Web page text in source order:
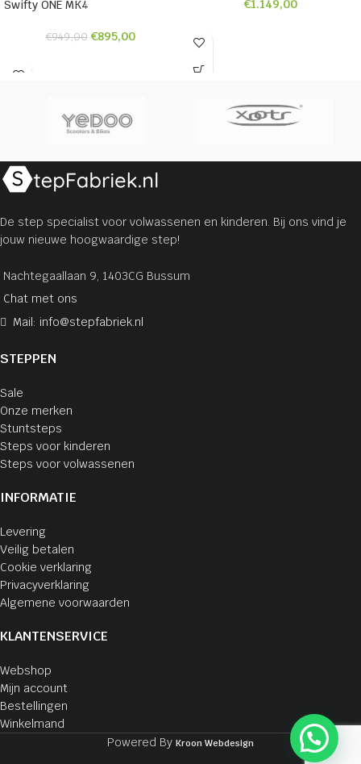
Swifty ONE MK4
€949,00 €895,00
€1.149,00
De step specialist voor volwassenen en kinderen. Bij ons vind je
jouw nieuwe hoogwaardige step!
Nachtegaallaan 9, 1403CG Bussum
Chat met ons
Mail: info@stepfabriek.nl
STEPPEN
Sale
Onze merken
Stuntsteps
Steps voor kinderen
Steps voor volwassenen
INFORMATIE
Levering
Veilig betalen
Cookie verklaring
Privacyverklaring
Algemene voorwaarden
KLANTENSERVICE
Webshop
Mijn account
Bestellingen
Winkelmand
Powered By Kroon Webdesign